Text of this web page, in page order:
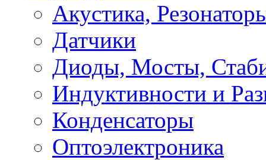
Акустика,
Датчики
Диоды, Мосты,
Индуктивности и
Конденсаторы
Оптоэлектроника